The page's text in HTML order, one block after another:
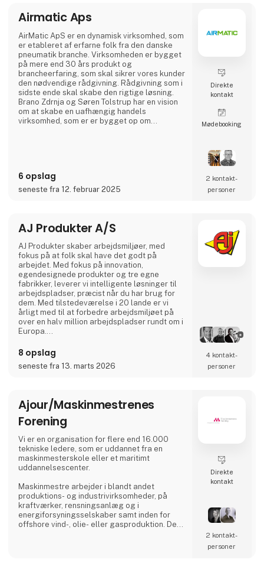
form og i flasker.
- Brug af 100 % vedvarende elektricitet
- Kompensation for transport af rest
udledninger
- Reduktion af gas CO2-aftryk
- Valideret metode og en
Airmatic Aps
AirMatic ApS er en dynamisk virksomhed, som
er etableret af erfarne folk fra den danske
pneumatik branche. Virksomheden er bygget
på mere end 30 års produkt og
brancheerfaring, som skal sikrer vores kunder
den nødvendige rådgivning. Rådgivning som i
sidste ende skal skabe den rigtige løsning.
Brano Zdrnja og Søren Tolstrup har en vision
om at skabe en uafhængig handels
virksomhed, som er er bygget op om
fittings og luftbehandling.
6 opslag
seneste fra 12. februar 2025
Direkte
kontakt
Møde­booking
2 kontakt­
personer
AJ Produkter A/S
AJ Produkter skaber arbejdsmiljøer, med
fokus på at folk skal have det godt på
arbejdet. Med fokus på innovation,
egendesignede produkter og tre egne
fabrikker, leverer vi intelligente løsninger til
arbejdspladser, præcist når du har brug for
dem. Med tilstedeværelse i 20 lande er vi
årligt med til at forbedre arbejdsmiljøet på
over en halv million arbejdspladser rundt om i
Europa.
Vores omfattende sortiment omfatter møbler,
udstyr og indretningsløsninger, der ikke alene
gør arbejdet mere produktivt, men også gør
skoler, lagre, industri og omklædningsrum,
8 opslag
seneste fra 13. marts 2026
4 kontakt­
personer
Ajour/Maskinmestrenes
Forening
Vi er en organisation for flere end 16.000
tekniske ledere, som er uddannet fra en
maskinmesterskole eller et maritimt
uddannelsescenter.
Maskinmestre arbejder i blandt andet
produktions- og industrivirksomheder, på
kraftværker, rensningsanlæg og i
energiforsyningsselskaber samt inden for
offshore vind-, olie- eller gasproduktion. De
Direkte
kontakt
2 kontakt­
personer